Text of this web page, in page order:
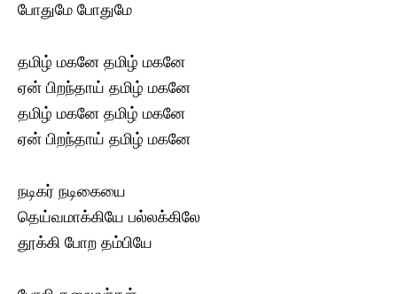
போதுமே போதுமே
தமிழ் மகனே தமிழ் மகனே
ஏன் பிறந்தாய் தமிழ் மகனே
தமிழ் மகனே தமிழ் மகனே
ஏன் பிறந்தாய் தமிழ் மகனே
நடிகர் நடிகையை
தெய்வமாக்கியே பல்லக்கிலே
தூக்கி போற தம்பியே